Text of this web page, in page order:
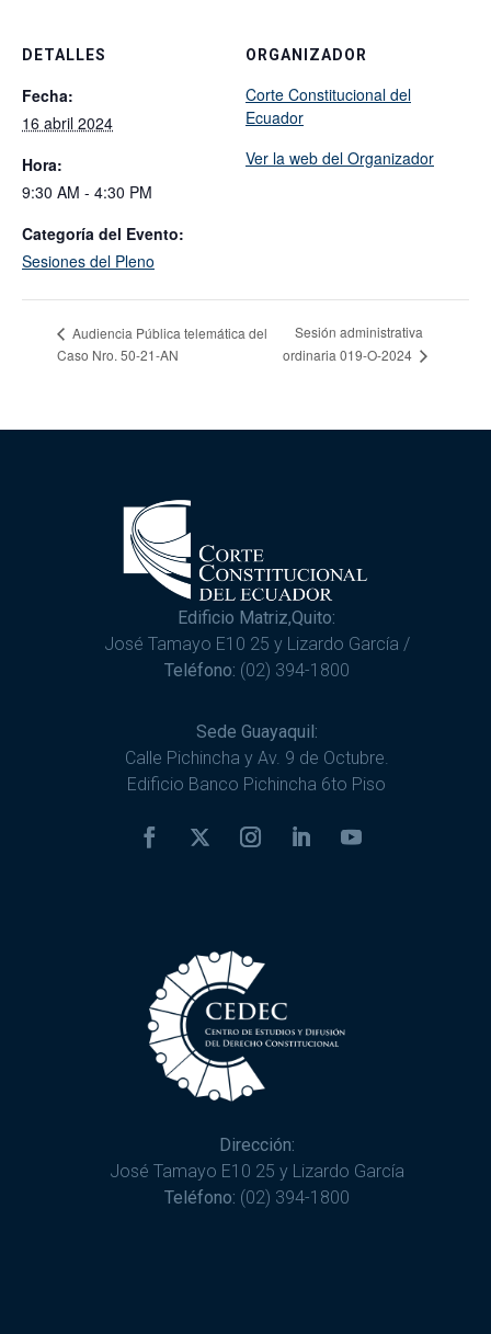
DETALLES
Fecha:
16 abril 2024
Hora:
9:30 AM - 4:30 PM
Categoría del Evento:
Sesiones del Pleno
ORGANIZADOR
Corte Constitucional del
Ecuador
Ver la web del Organizador
Audiencia Pública telemática del
Caso Nro. 50-21-AN
Sesión administrativa
ordinaria 019-O-2024
Edificio Matriz,Quito:
José Tamayo E10 25 y Lizardo García /
Teléfono: (02) 394-1800
Sede Guayaquil:
Calle Pichincha y Av. 9 de Octubre.
Edificio Banco Pichincha 6to Piso
Dirección:
José Tamayo E10 25 y Lizardo García
Teléfono: (02) 394-1800